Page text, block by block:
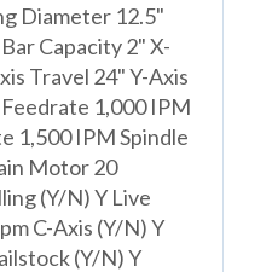
Diameter 12.5"
Capacity 2" X-
Travel 24" Y-Axis
1,000 IPM
1,500 IPM Spindle
Motor 20
(Y/N) Y Live
C-Axis (Y/N) Y
(Y/N) Y